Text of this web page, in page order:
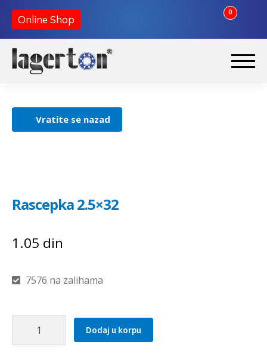
Online Shop
0
Početna
O nama
Vratite se nazad
Rascepka 2.5×32
1.05 din
7576 na zalihama
2.5x32
Dodaj u korpu